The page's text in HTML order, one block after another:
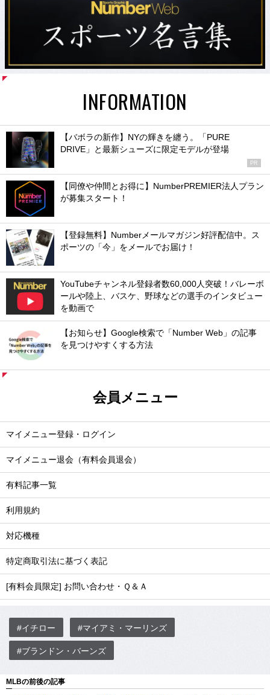
INFORMATION
【バボラの新作】NYの輝きを纏う。「PURE
DRIVE」と最新シューズに限定モデルが登場
PR
【同僚や仲間とお得に】NumberPREMIER法人プラン
が募集スタート！
【登録無料】Numberメールマガジン好評配信中。ス
ポーツの「今」をメールでお届け！
YouTubeチャンネル登録者数60,000人突破！バレーボ
ールや陸上、バスケ、野球などの選手のインタビュー
を動画で
【お知らせ】Google検索で「Number Web」の記事
を見つけやすくする方法
会員メニュー
マイメニュー登録・ログイン
マイメニュー退会（有料会員退会）
有料記事一覧
利用規約
対応機種
特定商取引法に基づく表記
[有料会員限定] お問い合わせ・Ｑ＆Ａ
#イチロー #マイアミ・マーリンズ
#ブランドン・バーンズ
MLBの前後の記事